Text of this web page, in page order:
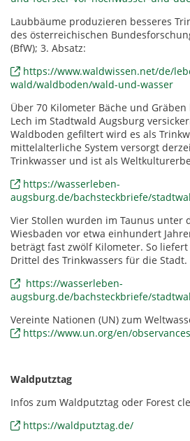
Laubbäume produzieren besseres
des österreichischen
(BfW); 3. Absatz:
https://www.waldwissen.net/de/
wald/waldboden/wald-und-wasser
Über 70 Kilometer Bäche und
Lech im Stadtwald Augsburg
Waldboden gefiltert wird es als
mittelalterliche System versorgt
Trinkwasser und ist als
https://wasserleben-
augsburg.de/bachsteckbriefe/
Vier Stollen wurden im Taunus unter
Wiesbaden vor etwa einhundert
beträgt fast zwölf Kilometer. So
Drittel des Trinkwassers für die Stadt.
https://wasserleben-
augsburg.de/bachsteckbriefe/
Vereinte Nationen (UN) zum
https://www.un.org/en/
Waldputztag
Infos zum Waldputztag oder Forest
https://waldputztag.de/